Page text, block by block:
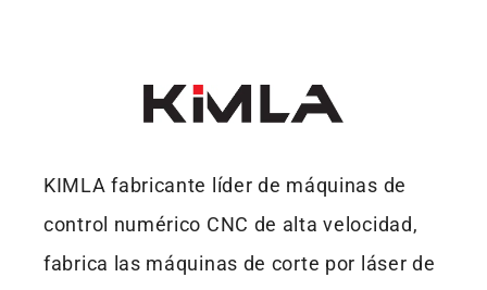
KIMLA fabricante líder de máquinas de
control numérico CNC de alta velocidad,
fabrica las máquinas de corte por láser de